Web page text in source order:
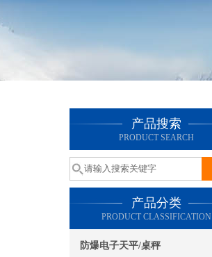
产品搜索
PRODUCT SEARCH
产品分类
PRODUCT CLASSIFICATION
防爆电子天平/桌秤